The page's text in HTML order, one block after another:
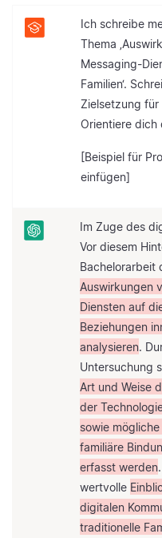
Ich schreibe
Thema
Messaging-
Familien‘.
Zielsetzung für
Orientiere dich
[Beispiel für
einfügen]
Im Zuge des
Vor diesem
Bachelorarbeit
Auswirkungen
Diensten auf
Beziehungen
analysieren.
Untersuchung
Art und Weise
der
sowie
familiäre
erfasst werden
wertvolle
digitalen
traditionelle